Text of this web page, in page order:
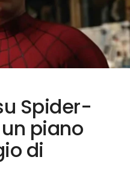
Spider-
un piano
di